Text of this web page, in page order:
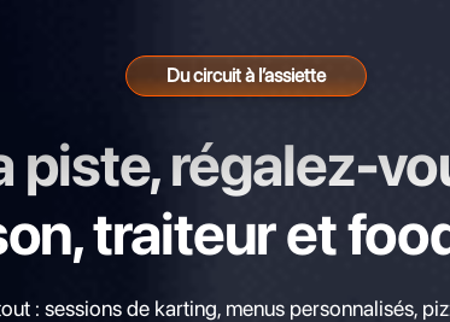
Du circuit à l’assiette
piste, régalez-
traiteur et
: sessions de karting, menus personnalisés,